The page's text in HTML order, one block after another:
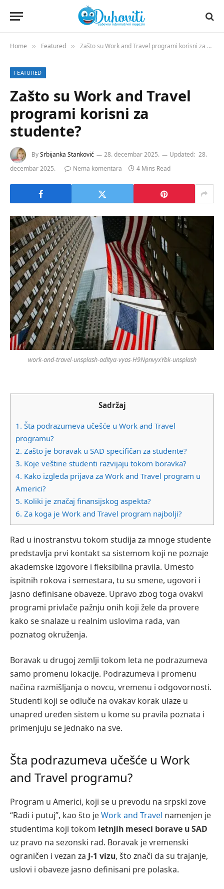
Home » Featured » Zašto su Work and Travel programi korisni za studente?
FEATURED
Zašto su Work and Travel
programi korisni za
studente?
BySrbijanka Stanković 28. decembar 2025. Updated: 28.
decembar 2025.
Nema komentara 4 Mins Read
work-and-travel-unsplash-aditya-vyas-H9NpnvyxYbk-unsplash
Sadržaj
1. Šta podrazumeva učešće u Work and Travel
programu?
2. Zašto je boravak u SAD specifičan za studente?
3. Koje veštine studenti razvijaju tokom boravka?
4. Kako izgleda prijava za Work and Travel program u
Americi?
5. Koliki je značaj finansijskog aspekta?
6. Za koga je Work and Travel program najbolji?
Rad u inostranstvu tokom studija za mnoge studente
predstavlja prvi kontakt sa sistemom koji ne poznaje
akademske izgovore i fleksibilna pravila. Umesto
ispitnih rokova i semestara, tu su smene, ugovori i
jasno definisane obaveze. Upravo zbog toga ovakvi
programi privlače pažnju onih koji žele da provere
kako se snalaze u realnim uslovima rada, van
poznatog okruženja.
Boravak u drugoj zemlji tokom leta ne podrazumeva
samo promenu lokacije. Podrazumeva i promenu
načina razmišljanja o novcu, vremenu i odgovornosti.
Studenti koji se odluče na ovakav korak ulaze u
unapred uređen sistem u kome su pravila poznata i
primenjuju se jednako na sve.
Šta podrazumeva učešće u Work
and Travel programu?
Program u Americi, koji se u prevodu na srpski zove
“Radi i putuj”, kao što jeWork and Travel namenjen je
studentima koji tokom letnjih meseci borave u SAD
uz pravo na sezonski rad. Boravak je vremenski
ograničen i vezan za J-1 vizu, što znači da su trajanje,
uslovi i obaveze jasno definisani pre polaska.